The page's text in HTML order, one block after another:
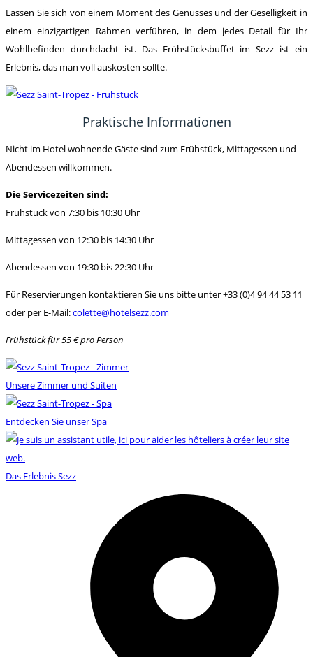
Lassen Sie sich von einem Moment des Genusses und der Geselligkeit in
einem einzigartigen Rahmen verführen, in dem jedes Detail für Ihr
Wohlbefinden durchdacht ist. Das Frühstücksbuffet im Sezz ist ein
Erlebnis, das man voll auskosten sollte.
Praktische Informationen
Nicht im Hotel wohnende Gäste sind zum Frühstück, Mittagessen und
Abendessen willkommen.
Die Servicezeiten sind:
Frühstück von 7:30 bis 10:30 Uhr
Mittagessen von 12:30 bis 14:30 Uhr
Abendessen von 19:30 bis 22:30 Uhr
Für Reservierungen kontaktieren Sie uns bitte unter +33 (0)4 94 44 53 11
oder per E-Mail:colette@hotelsezz.com
Frühstück für 55 € pro Person
Unsere Zimmer und Suiten
Entdecken Sie unser Spa
Das Erlebnis Sezz